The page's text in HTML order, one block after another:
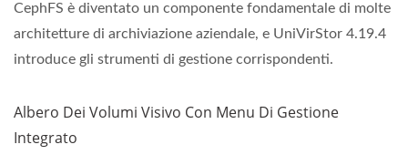
CephFS è diventato un componente fondamentale di molte
architetture di archiviazione aziendale, e UniVirStor 4.19.4
introduce gli strumenti di gestione corrispondenti.
Albero Dei Volumi Visivo Con Menu Di Gestione
Integrato